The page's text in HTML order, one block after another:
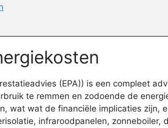
(EPA)) is een compleet
te remmen en zodoende de
wat wat de financiële implicaties zijn,
infraroodpanelen, zonneboiler,